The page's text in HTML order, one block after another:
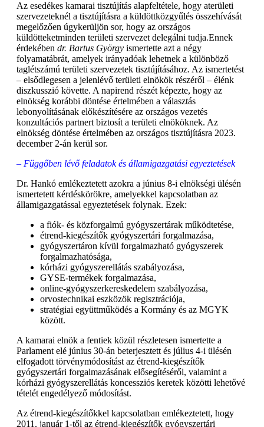
Az esedékes kamarai tisztújítás alapfeltétele, hogy aterületi
szervezeteknél a tisztújításra a küldöttközgyűlés összehívását
megelőzően úgykerüljön sor, hogy az országos
küldötteketminden területi szervezet delegálni tudja.Ennek
érdekében dr. Bartus György ismertette azt a négy
folyamatábrát, amelyek irányadóak lehetnek a különböző
taglétszámú területi szervezetek tisztújításához. Az ismertetést
– elsődlegesen a jelenlévő területi elnökök részéről – élénk
diszkusszió követte. A napirend részét képezte, hogy az
elnökség korábbi döntése értelmében a választás
lebonyolításának előkészítésére az országos vezetés
konzultációs partnert biztosít a területi elnököknek. Az
elnökség döntése értelmében az országos tisztújításra 2023.
december 2-án kerül sor.
– Függőben lévő feladatok és államigazgatási egyeztetések
Dr. Hankó emlékeztetett azokra a június 8-i elnökségi ülésén
ismertetett kérdéskörökre, amelyekkel kapcsolatban az
államigazgatással egyeztetések folynak. Ezek:
a fiók- és közforgalmú gyógyszertárak működtetése,
étrend-kiegészítők gyógyszertári forgalmazása,
gyógyszertáron kívül forgalmazható gyógyszerek
forgalmazhatósága,
kórházi gyógyszerellátás szabályozása,
GYSE-termékek forgalmazása,
online-gyógyszerkereskedelem szabályozása,
orvostechnikai eszközök regisztrációja,
stratégiai együttműködés a Kormány és az MGYK
között.
A kamarai elnök a fentiek közül részletesen ismertette a
Parlament elé június 30-án beterjesztett és július 4-i ülésén
elfogadott törvénymódosítást az étrend-kiegészítők
gyógyszertári forgalmazásának elősegítéséről, valamint a
kórházi gyógyszerellátás koncessziós keretek közötti lehetővé
tételét engedélyező módosítást.
Az étrend-kiegészítőkkel kapcsolatban emlékeztetett, hogy
2011. január 1-től az étrend-kiegészítők gyógyszertári